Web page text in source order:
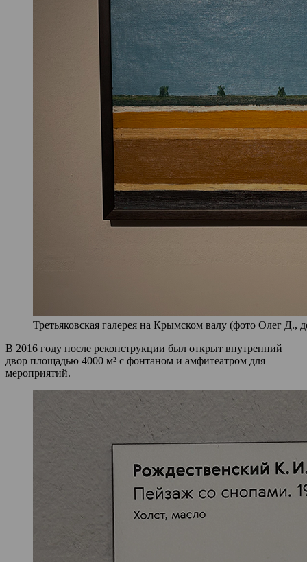
Третьяковская галерея на Крымском валу (фото Олег Д.,
В 2016 году после реконструкции был открыт внутренний
двор площадью 4000 м² с фонтаном и амфитеатром для
мероприятий.